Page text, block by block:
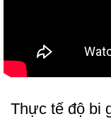
Thực tế độ bi